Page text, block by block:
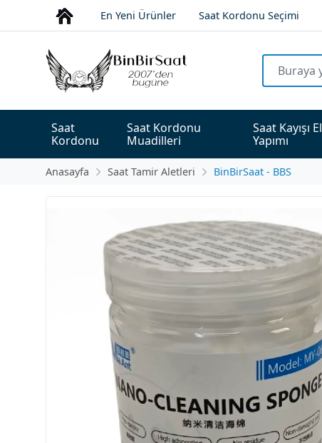
En Yeni Ürünler Saat Kordonu Seçimi
Saat
Kordonu
Saat Kordonu
Muadilleri
Saat Kayışı El
Yapımı
Anasayfa Saat Tamir Aletleri BinBirSaat - BBS